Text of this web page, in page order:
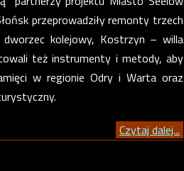
przeprowadziły remonty trzech
kolejowy, Kostrzyn – willa
też instrumenty i metody, aby
w regionie Odry i Warta oraz
Czytaj dalej...